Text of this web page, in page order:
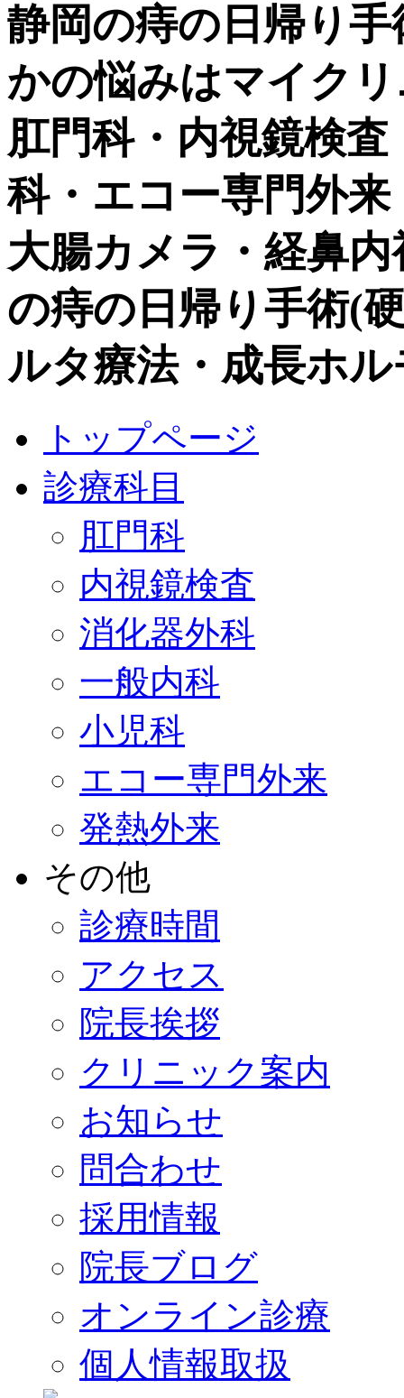
静岡の痔の日帰り
かの悩みはマイク
肛門科・内視鏡検
科・エコー専門外来
大腸カメラ・経鼻
の痔の日帰り手術(
ルタ療法・成長ホ
トップページ
診療科目
肛門科
内視鏡検査
消化器外科
一般内科
小児科
エコー専門外来
発熱外来
その他
診療時間
アクセス
院長挨拶
クリニック案内
お知らせ
問合わせ
採用情報
院長ブログ
オンライン診療
個人情報取扱